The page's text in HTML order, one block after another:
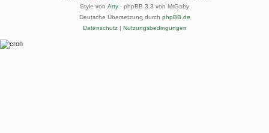
Style von Arty - phpBB 3.3 von MrGaby
Deutsche Übersetzung durch phpBB.de
Datenschutz| Nutzungsbedingungen